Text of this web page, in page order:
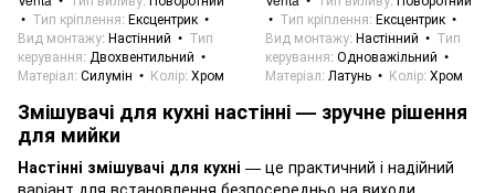
Тип кріплення Ексцентрик
Вид монтажу Настінний
Тип
керування Двохвентильний
Матеріал Силумін Колір Хром
Тип кріплення Ексцентрик
Вид монтажу Настінний
Тип
керування Одноважільний
Матеріал Латунь Колір Хром
Змішувачі для кухні настінні — зручне рішення
для мийки
Настінні змішувачі для кухні — це практичний і надійний